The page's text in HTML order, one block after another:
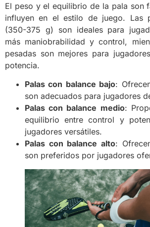
El peso y el equilibrio de la pala son
influyen en el estilo de juego. Las
(350-375 g) son ideales para
más maniobrabilidad y control,
pesadas son mejores para
potencia.
Palas con balance bajo:
son adecuados para jugadores
Palas con balance medio:
equilibrio entre control y
jugadores versátiles.
Palas con balance alto:
son preferidos por jugadores